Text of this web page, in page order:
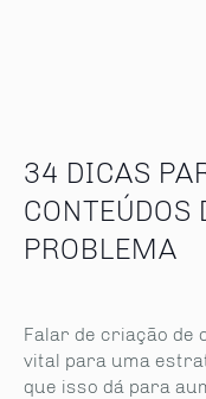
34 DICAS
CONTEÚDOS
PROBLEMA
Falar de criação de
vital para uma
que isso dá para